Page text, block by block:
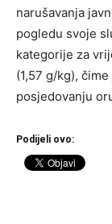
narušavanja
pogledu svoje
kategorije za
(1,57 g/kg),
posjedovanju
Podijeli ovo: